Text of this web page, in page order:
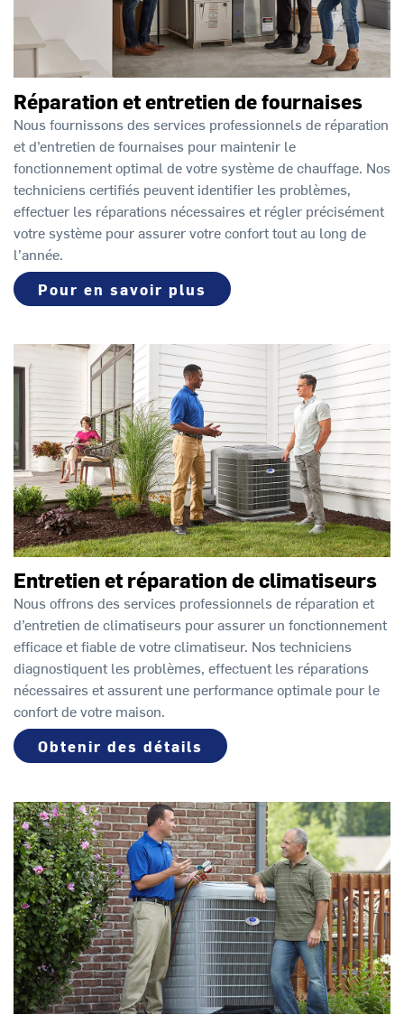
Réparation et entretien de fournaises
Nous fournissons des services professionnels de réparation
et d’entretien de fournaises pour maintenir le
fonctionnement optimal de votre système de chauffage. Nos
techniciens certifiés peuvent identifier les problèmes,
effectuer les réparations nécessaires et régler précisément
votre système pour assurer votre confort tout au long de
l’année.
Pour en savoir plus
Entretien et réparation de climatiseurs
Nous offrons des services professionnels de réparation et
d’entretien de climatiseurs pour assurer un fonctionnement
efficace et fiable de votre climatiseur. Nos techniciens
diagnostiquent les problèmes, effectuent les réparations
nécessaires et assurent une performance optimale pour le
confort de votre maison.
Obtenir des détails